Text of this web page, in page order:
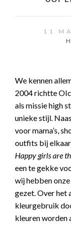
11
We kennen
2004 richtte
als missie high
unieke stijl.
voor mama’s,
outfits bij
Happy girls are
een te gekke
wij hebben
gezet. Over het
kleurgebruik
kleuren worden